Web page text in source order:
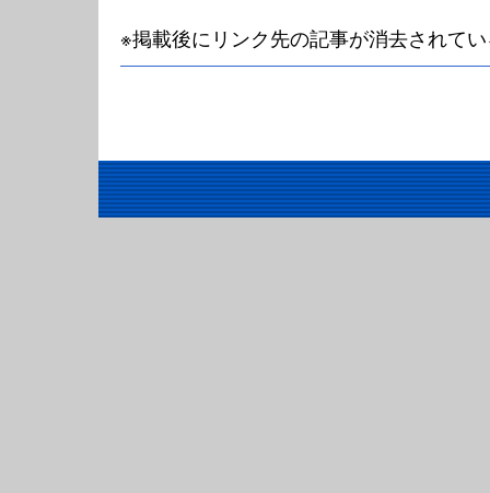
※掲載後にリンク先の記事が消去されて